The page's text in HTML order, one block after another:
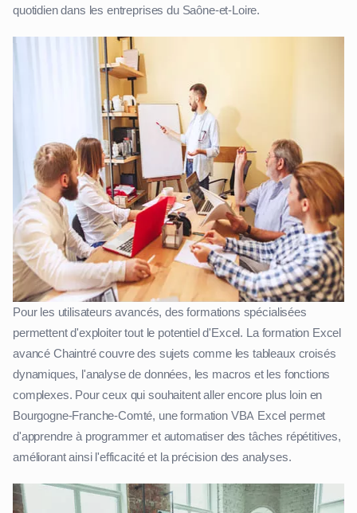
quotidien dans les entreprises du Saône-et-Loire.
Pour les utilisateurs avancés, des formations spécialisées
permettent d'exploiter tout le potentiel d'Excel. La formation Excel
avancé Chaintré couvre des sujets comme les tableaux croisés
dynamiques, l'analyse de données, les macros et les fonctions
complexes. Pour ceux qui souhaitent aller encore plus loin en
Bourgogne-Franche-Comté, une formation VBA Excel permet
d'apprendre à programmer et automatiser des tâches répétitives,
améliorant ainsi l'efficacité et la précision des analyses.